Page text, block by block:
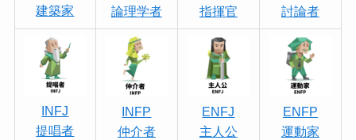
建築家
論理学者
指揮官
討論者
INFJ
提唱者
INFP
仲介者
ENFJ
主人公
ENFP
運動家